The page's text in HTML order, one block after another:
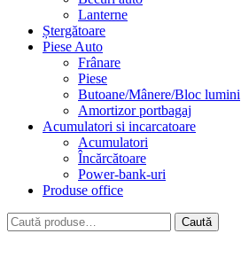
Lanterne
Ștergătoare
Piese Auto
Frânare
Piese
Butoane/Mânere/Bloc lumini
Amortizor portbagaj
Acumulatori si incarcatoare
Acumulatori
Încărcătoare
Power-bank-uri
Produse office
Caută
după:
Caută